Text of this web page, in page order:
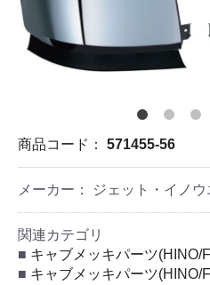
商品コード： 571455-56
メーカー： ジェット・イノ
関連カテゴリ
キャブメッキパーツ(HINO/
キャブメッキパーツ(HINO/